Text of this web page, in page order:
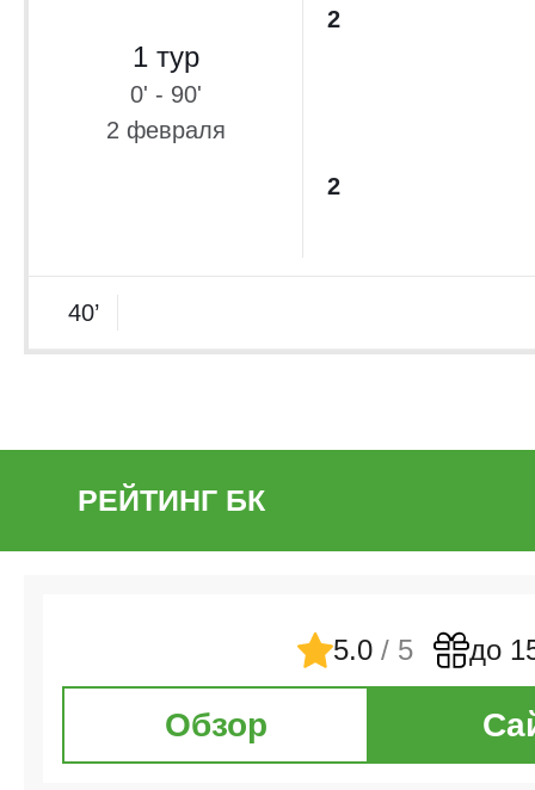
1 тур
0' - 90'
2 февраля
2
2
40’
РЕЙТИНГ БК
5.0 / 5 до
Обзор